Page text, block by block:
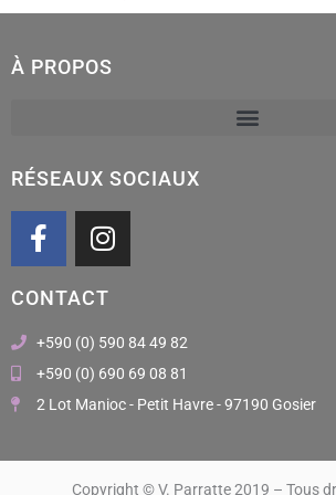
À PROPOS
RÉSEAUX SOCIAUX
F
a
e
b
o
o
k
I
n
t
a
g
r
a
CONTACT
+590 (0) 590 84 49 82
+590 (0) 690 69 08 81
2 Lot Manioc - Petit Havre - 97190 Gosier
Copyright © V. Parratte 2019 – Tous